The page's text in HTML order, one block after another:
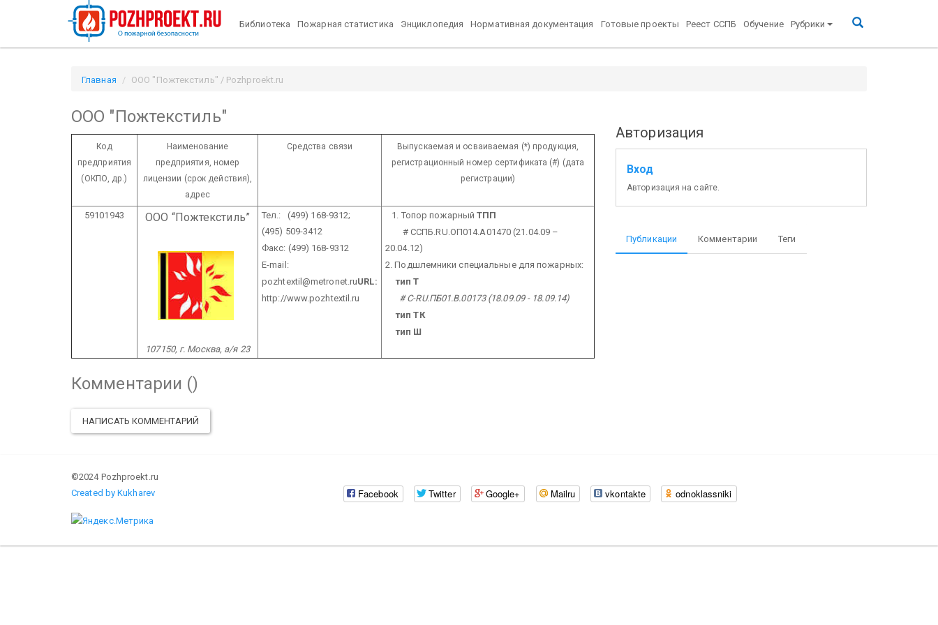
Библиотека Пожарная статистика Энциклопедия Нормативная документация Готовые проекты Реест ССПБ Обучение Рубрики
Главная ООО "Пожтекстиль" / Pozhproekt.ru
ООО "Пожтекстиль"
Код
предприятия
(ОКПО, др.)
Наименование
предприятия, номер
лицензии (срок действия),
адрес
Средства связи
Выпускаемая и осваиваемая (*) продукция,
регистрационный номер сертификата (#) (дата
регистрации)
59101943 ООО “Пожтекстиль”
107150, г. Москва, а/я 23
Тел.: (499) 168-9312;
(495) 509-3412
Факс: (499) 168-9312
E-mail:
pozhtextil@metronet.ruURL:
http://www.pozhtextil.ru
1. Топор пожарныйТПП
# ССПБ.RU.ОП014.А01470 (21.04.09 –
20.04.12)
2. Подшлемники специальные для пожарных:
тип Т
# C-RU.ПБ01.В.00173 (18.09.09 - 18.09.14)
тип ТК
тип Ш
Комментарии ()
НАПИСАТЬ КОММЕНТАРИЙ
Авторизация
Вход
Авторизация на сайте.
Публикации Комментарии Теги
©2024 Pozhproekt.ru
Created by Kukharev
Facebook Twitter Google+ Mailru vkontakte odnoklassniki